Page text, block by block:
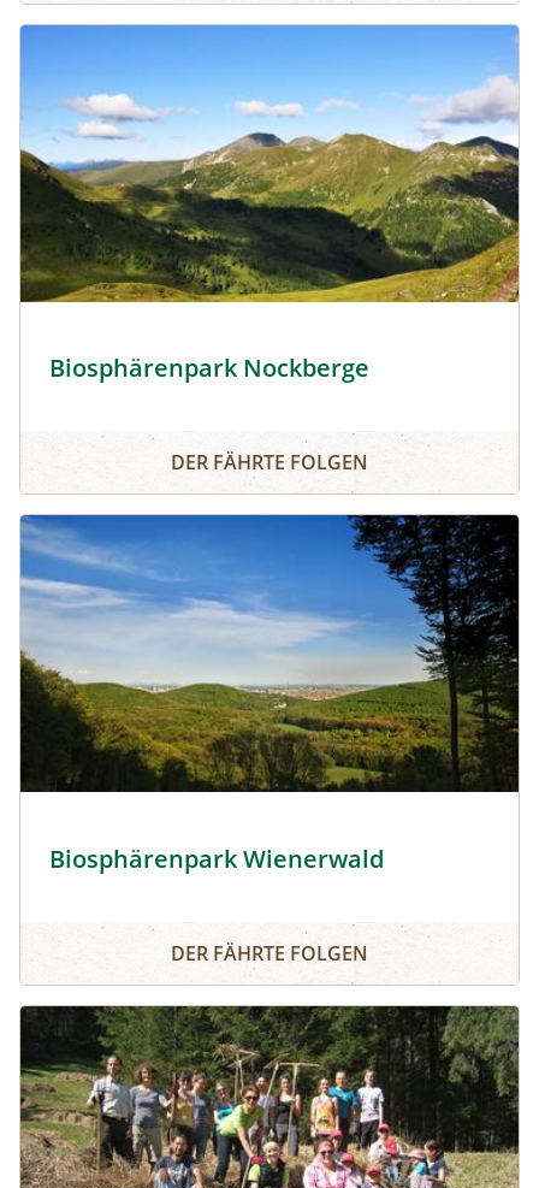
Biosphärenpark Nockberge
Biosphärenpark Nockberge
DER FÄHRTE FOLGEN
Biosphärenpark Wienerwald
Biosphärenpark Wienerwald
DER FÄHRTE FOLGEN